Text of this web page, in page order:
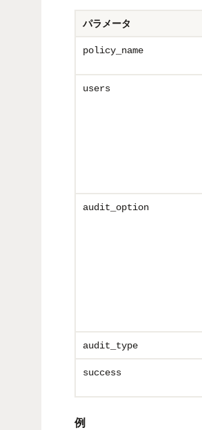
パラメータ
policy_name
users
audit_option
audit_type
success
例